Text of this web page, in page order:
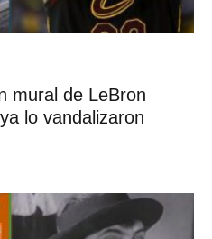
mural de LeBron
lo vandalizaron